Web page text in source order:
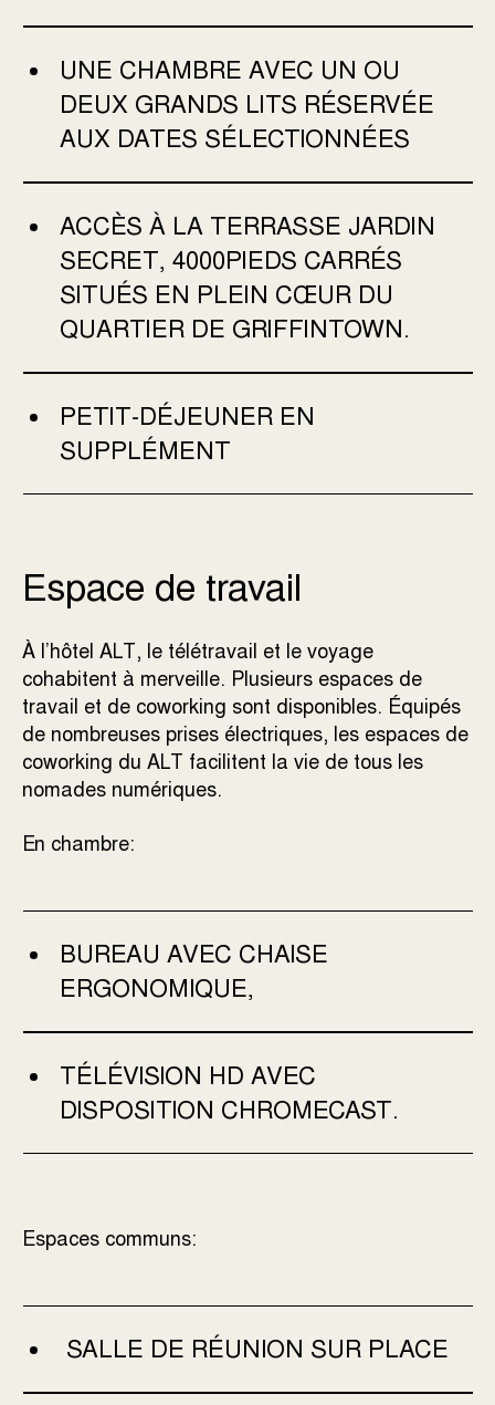
UNE CHAMBRE AVEC UN OU
DEUX GRANDS LITS RÉSERVÉE
AUX DATES SÉLECTIONNÉES
ACCÈS À LA TERRASSE JARDIN
SECRET, 4000PIEDS CARRÉS
SITUÉS EN PLEIN CŒUR DU
QUARTIER DE GRIFFINTOWN.
PETIT-DÉJEUNER EN
SUPPLÉMENT
Espace de travail
À l’hôtel ALT, le télétravail et le voyage
cohabitent à merveille. Plusieurs espaces de
travail et de coworking sont disponibles. Équipés
de nombreuses prises électriques, les espaces de
coworking du ALT facilitent la vie de tous les
nomades numériques.
En chambre:
BUREAU AVEC CHAISE
ERGONOMIQUE,
TÉLÉVISION HD AVEC
DISPOSITION CHROMECAST.
Espaces communs:
SALLE DE RÉUNION SUR PLACE